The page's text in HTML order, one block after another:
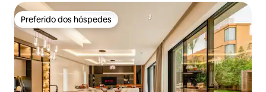
Preferido dos hóspedes
Preferido dos hóspedes